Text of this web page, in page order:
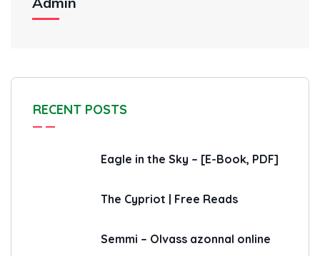
RECENT POSTS
Eagle in the Sky – [E-Book, PDF]
The Cypriot | Free Reads
Semmi – Olvass azonnal online